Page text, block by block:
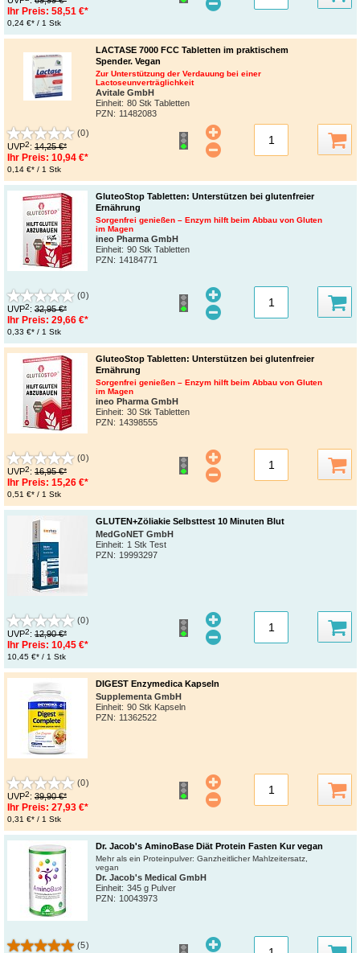
Ihr Preis: 58,51 €*
0,24 €* / 1 Stk
LACTASE 7000 FCC Tabletten im praktischem
Spender. Vegan
Zur Unterstützung der Verdauung bei einer
Lactoseunverträglichkeit
Avitale GmbH
Einheit: 80 Stk Tabletten
PZN: 11482083
(0)
UVP2: 14,25 €*
Ihr Preis: 10,94 €*
0,14 €* / 1 Stk
GluteoStop Tabletten: Unterstützen bei glutenfreier
Ernährung
Sorgenfrei genießen – Enzym hilft beim Abbau von Gluten
im Magen
ineo Pharma GmbH
Einheit: 90 Stk Tabletten
PZN: 14184771
(0)
UVP2: 32,95 €*
Ihr Preis: 29,66 €*
0,33 €* / 1 Stk
GluteoStop Tabletten: Unterstützen bei glutenfreier
Ernährung
Sorgenfrei genießen – Enzym hilft beim Abbau von Gluten
im Magen
ineo Pharma GmbH
Einheit: 30 Stk Tabletten
PZN: 14398555
(0)
UVP2: 16,95 €*
Ihr Preis: 15,26 €*
0,51 €* / 1 Stk
GLUTEN+Zöliakie Selbsttest 10 Minuten Blut
MedGoNET GmbH
Einheit: 1 Stk Test
PZN: 19993297
(0)
UVP2: 12,90 €*
Ihr Preis: 10,45 €*
10,45 €* / 1 Stk
DIGEST Enzymedica Kapseln
Supplementa GmbH
Einheit: 90 Stk Kapseln
PZN: 11362522
(0)
UVP2: 39,90 €*
Ihr Preis: 27,93 €*
0,31 €* / 1 Stk
Dr. Jacob's AminoBase Diät Protein Fasten Kur vegan
Mehr als ein Proteinpulver: Ganzheitlicher Mahlzeitersatz,
vegan
Dr. Jacob's Medical GmbH
Einheit: 345 g Pulver
PZN: 10043973
(5)